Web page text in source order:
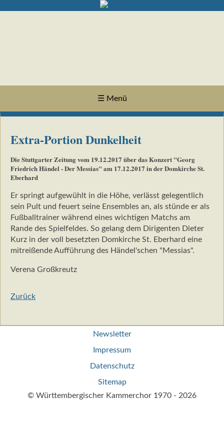
☰ Menü
Extra-Portion Dunkelheit
Die Stuttgarter Zeitung vom 19.12.2017 über das Konzert "Georg
Friedrich Händel - Der Messias" am 17.12.2017 in der Domkirche St.
Eberhard
Er springt aufgewühlt in die Höhe, verlässt gelegentlich
sein Pult und feuert seine Ensembles an, als stünde er als
Fußballtrainer während eines wichtigen Matchs am
Rande des Spielfeldes. So gelang dem Dirigenten Dieter
Kurz in der voll besetzten Domkirche St. Eberhard eine
mitreißende Aufführung des Händel'schen "Messias".
Verena Großkreutz
Zurück
Newsletter
Impressum
Datenschutz
Sitemap
© Württembergischer Kammerchor 1970 - 2026